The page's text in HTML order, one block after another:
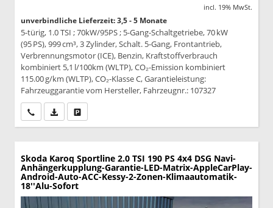
incl. 19% MwSt.
unverbindliche Lieferzeit: 3,5 - 5 Monate
5-türig, 1.0 TSI ; 70kW/95PS ; 5-Gang-Schaltgetriebe, 70 kW
(95 PS), 999 cm³, 3 Zylinder, Schalt. 5-Gang, Frontantrieb,
Verbrennungsmotor (ICE), Benzin, Kraftstoffverbrauch
kombiniert 5,1 l/100km (WLTP), CO₂-Emission kombiniert
115.00 g/km (WLTP), CO₂-Klasse C, Garantieleistung:
Fahrzeuggarantie vom Hersteller, Fahrzeugnr.: 107327
Wir rufen Sie anPDF-Datei, Fahrzeugexposé drucken
Skoda Karoq Sportline 2.0 TSI 190 PS 4x4 DSG Navi-
Anhängerkupplung-Garantie-LED-Matrix-AppleCarPlay-
Android-Auto-ACC-Kessy-2-Zonen-Klimaautomatik-
18''Alu-Sofort